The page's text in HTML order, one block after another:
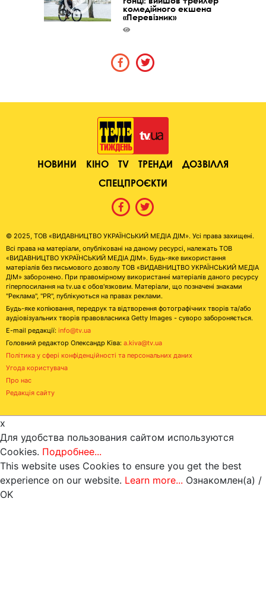
комедійного екшена
«Перевізник»
НОВИНИ КІНО TV ТРЕНДИ
ДОЗВІЛЛЯ
СПЕЦПРОЄКТИ
© 2025, ТОВ «ВИДАВНИЦТВО УКРАЇНСЬКИЙ МЕДІА ДІМ». Усі права захищені.
Всі права на матеріали, опубліковані на даному ресурсі, належать ТОВ
«ВИДАВНИЦТВО УКРАЇНСЬКИЙ МЕДІА ДІМ». Будь-яке використання
матеріалів без письмового дозволу ТОВ «ВИДАВНИЦТВО УКРАЇНСЬКИЙ МЕДІА
ДІМ» заборонено. При правомірному використанні матеріалів даного ресурсу
гіперпосилання на tv.ua є обов'язковим. Матеріали, що позначені знаками
"Реклама", "PR", публікуються на правах реклами.
Будь-яке копіювання, передрук та відтворення фотографічних творів та/або
аудіовізуальних творів правовласника Getty Images - суворо забороняється.
E-mail редакції: info@tv.ua
Головний редактор Олександр Ківа: a.kiva@tv.ua
Політика у сфері конфіденційності та персональних даних
Угода користувача
Про нас
Редакція сайту
x
Для удобства пользования сайтом используются
Cookies. Подробнее...
This website uses Cookies to ensure you get the best
experience on our website. Learn more... Ознакомлен(а) /
OK